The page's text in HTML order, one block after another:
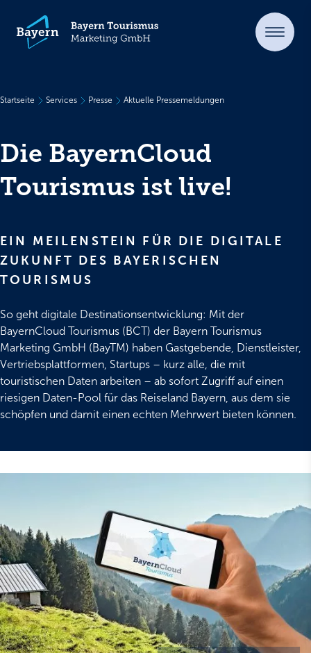
Startseite Services Presse Aktuelle Pressemeldungen
Die BayernCloud
Tourismus ist live!
EIN MEILENSTEIN FÜR DIE DIGITALE
ZUKUNFT DES BAYERISCHEN
TOURISMUS
So geht digitale Destinationsentwicklung: Mit der
BayernCloud Tourismus (BCT) der Bayern Tourismus
Marketing GmbH (BayTM) haben Gastgebende, Dienstleister,
Vertriebsplattformen, Startups – kurz alle, die mit
touristischen Daten arbeiten – ab sofort Zugriff auf einen
riesigen Daten-Pool für das Reiseland Bayern, aus dem sie
schöpfen und damit einen echten Mehrwert bieten können.